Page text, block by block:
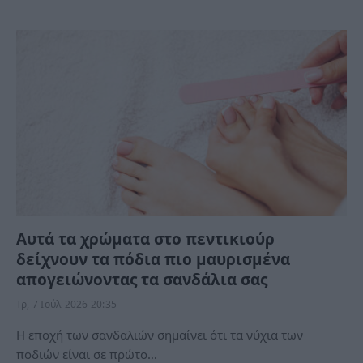
Αυτά τα χρώματα στο πεντικιούρ
δείχνουν τα πόδια πιο μαυρισμένα
απογειώνοντας τα σανδάλια σας
Τρ, 7 Ιούλ 2026 20:35
Η εποχή των σανδαλιών σημαίνει ότι τα νύχια των
ποδιών είναι σε πρώτο…